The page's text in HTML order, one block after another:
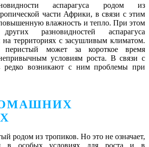
аспарагуса родом из
части Африки, в связи с этим
влажность и тепло. При этом
разновидностей аспарагуса
на территориях с засушливым климатом.
перистый может за короткое время
условиям роста. В связи с
редко возникают с ним проблемы при
родом из тропиков. Но это не означает,
в особых условиях для роста и в